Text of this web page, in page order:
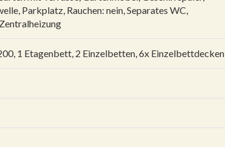
, Parkplatz, Rauchen: nein,Separates WC,
Zentralheizung
1 Etagenbett, 2 Einzelbetten, 6x Einzelbettdecken